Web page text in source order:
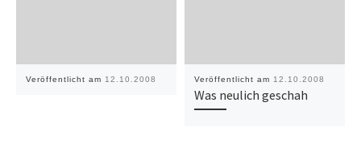
Veröffentlicht am 12.10.2008 Veröffentlicht am 12.10.2008
Was neulich geschah